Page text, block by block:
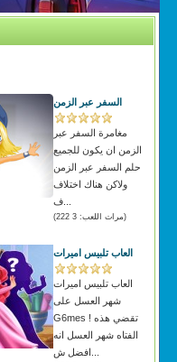
السفر عبر الزمن
مغامرة السفر عبر
الزمن ان يكون للجميع
حلم السفر عبر الزمن
ولاكن هناك اختلاف
(مرات اللعب: 3 222)
العاب تلبيس اميرات
العاب تلبيس اميرات
شهر العسل على
G6mes ! تقضي هذه
الفتاه شهر العسل انه